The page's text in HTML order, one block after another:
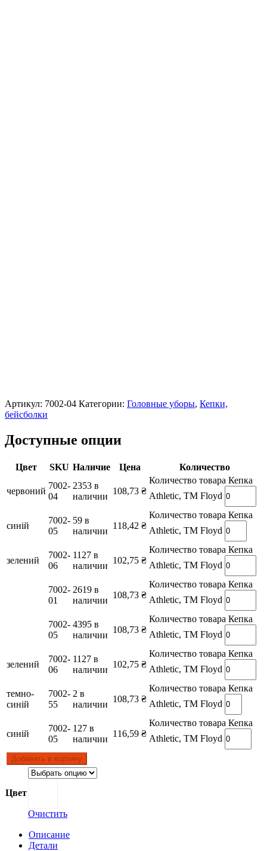
Артикул: 7002-04 Категории: Головные уборы, Кепки,
бейсболки
Доступные опции
Цвет SKU Наличие Цена Количество
червоний
7002-
04
2353 в
наличии
108,73 ₴
Количество товара Кепка
Athletic, TM Floyd
синій
7002-
05
59 в
наличии
118,42 ₴
Количество товара Кепка
Athletic, TM Floyd
зелений
7002-
06
1127 в
наличии
102,75 ₴
Количество товара Кепка
Athletic, TM Floyd
7002-
01
2619 в
наличии
108,73 ₴
Количество товара Кепка
Athletic, TM Floyd
7002-
05
4395 в
наличии
108,73 ₴
Количество товара Кепка
Athletic, TM Floyd
зелений
7002-
06
1127 в
наличии
102,75 ₴
Количество товара Кепка
Athletic, TM Floyd
темно-
синій
7002-
55
2 в
наличии
108,73 ₴
Количество товара Кепка
Athletic, TM Floyd
синій
7002-
05
127 в
наличии
116,59 ₴
Количество товара Кепка
Athletic, TM Floyd
Добавить в корзину
Цвет
Очистить
Описание
Детали